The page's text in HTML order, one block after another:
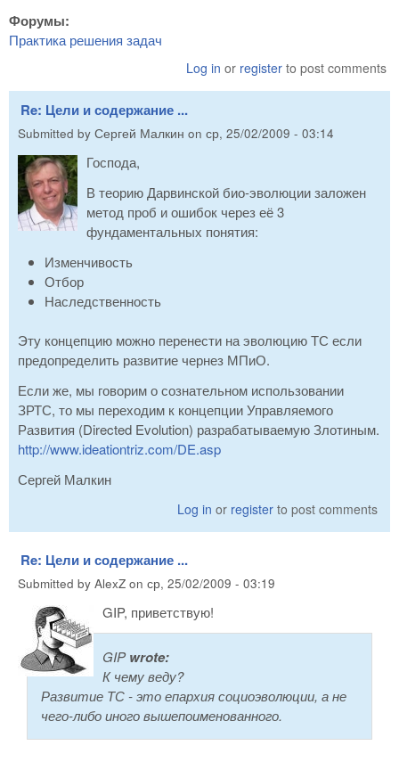
Форумы:
Практика решения задач
Log in or register to post comments
Re: Цели и содержание ...
Submitted by Сергей Малкин on ср, 25/02/2009 - 03:14
Господа,
В теорию Дарвинской био-эволюции заложен
метод проб и ошибок через её 3
фундаментальных понятия:
Изменчивость
Отбор
Наследственность
Эту концепцию можно перенести на эволюцию ТС если
предопределить развитие чернез МПиО.
Если же, мы говорим о сознательном использовании
ЗРТС, то мы переходим к концепции Управляемого
Развития (Directed Evolution) разрабатываемую Злотиным.
http://www.ideationtriz.com/DE.asp
Сергей Малкин
Log in or register to post comments
Re: Цели и содержание ...
Submitted by AlexZ on ср, 25/02/2009 - 03:19
GIP, приветствую!
GIPwrote:
К чему веду?
Развитие ТС - это епархия социоэволюции, а не
чего-либо иного вышепоименованного.